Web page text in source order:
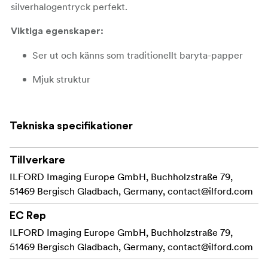
silverhalogentryck perfekt.
Viktiga egenskaper:
Ser ut och känns som traditionellt baryta-papper
Mjuk struktur
Typ av Bläck: Pigmenterat
Tekniska specifikationer
Tillverkare
ILFORD Imaging Europe GmbH, Buchholzstraße 79,
51469 Bergisch Gladbach, Germany, contact@ilford.com
EC Rep
ILFORD Imaging Europe GmbH, Buchholzstraße 79,
51469 Bergisch Gladbach, Germany, contact@ilford.com